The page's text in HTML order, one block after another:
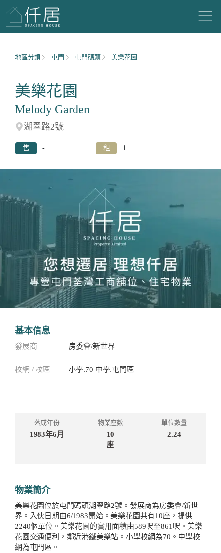
地區分類 屯門 屯門碼頭 美樂花園
美樂花園
Melody Garden
湖翠路2號
售 - 租 1
基本信息
發展商 房委會/新世界
校網 / 校區 小學:70 中學:屯門區
落成年份
1983年6月
物業座數
10
座
單位數量
2.24
物業簡介
美樂花園位於屯門碼頭湖翠路2號。發展商為房委會/新世
界。入伙日期由6/1983開始。美樂花園共有10座，提供
2240個單位。美樂花園的實用面積由589呎至861呎。美樂
花園交通便利，鄰近港鐵美樂站。小學校網為70。中學校
網為屯門區。